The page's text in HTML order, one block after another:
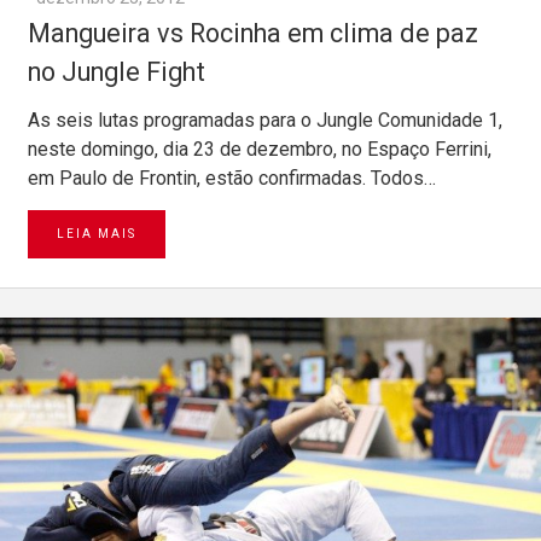
Mangueira vs Rocinha em clima de paz
no Jungle Fight
As seis lutas programadas para o Jungle Comunidade 1,
neste domingo, dia 23 de dezembro, no Espaço Ferrini,
em Paulo de Frontin, estão confirmadas. Todos…
LEIA MAIS